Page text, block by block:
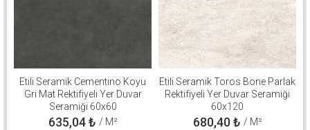
Etili Seramik Cementino Koyu
Gri Mat Rektifiyeli Yer Duvar
Seramiği 60x60
635,04₺ / M²
Etili Seramik Toros Bone Parlak
Rektifiyeli Yer Duvar Seramiği
60x120
680,40₺ / M²